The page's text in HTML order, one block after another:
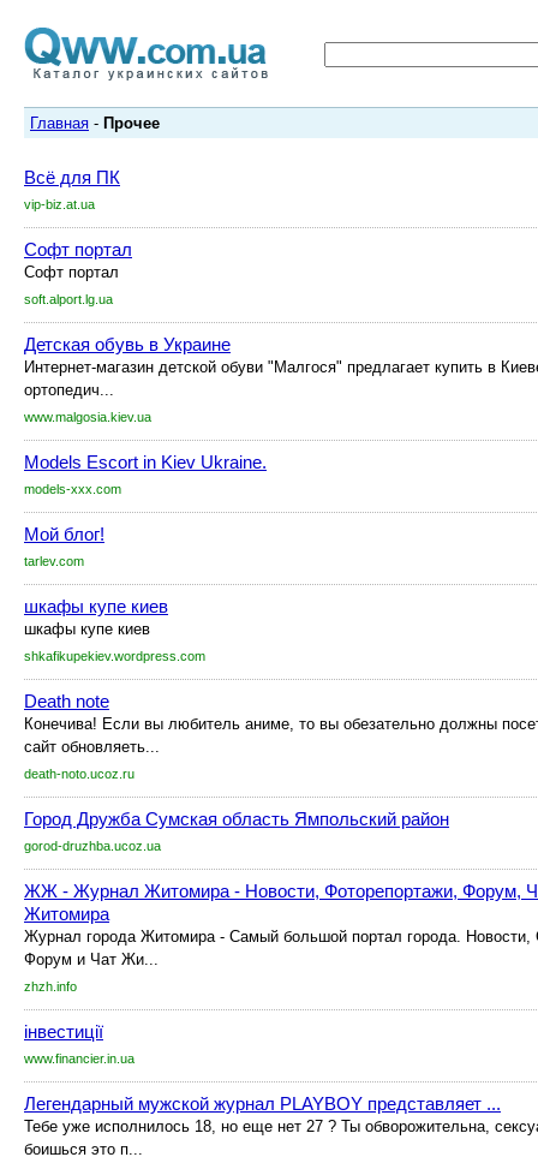
Главная - Прочее
Всё для ПК
vip-biz.at.ua
Софт портал
Софт портал
soft.alport.lg.ua
Детская обувь в Украине
Интернет-магазин детской обуви "Малгося" предлагает купить в
ортопедич...
www.malgosia.kiev.ua
Models Escort in Kiev Ukraine.
models-xxx.com
Мой блог!
tarlev.com
шкафы купе киев
шкафы купе киев
shkafikupekiev.wordpress.com
Death note
Конечива! Если вы любитель аниме, то вы обезательно должны
сайт обновляеть...
death-noto.ucoz.ru
Город Дружба Сумская область Ямпольский район
gorod-druzhba.ucoz.ua
ЖЖ - Журнал Житомира - Новости, Фоторепортажи, Форум,
Житомира
Журнал города Житомира - Самый большой портал города. Новости,
Форум и Чат Жи...
zhzh.info
інвестиції
www.financier.in.ua
Легендарный мужской журнал PLAYBOY представляет ...
Тебе уже исполнилось 18, но еще нет 27 ? Ты обворожительна,
боишься это п...